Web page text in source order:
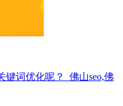
键词优化呢？_佛山seo,佛